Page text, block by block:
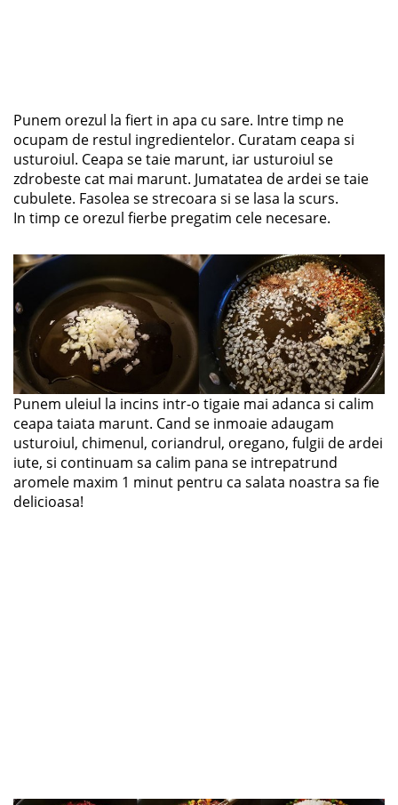
Punem orezul la fiert in apa cu sare. Intre timp ne
ocupam de restul ingredientelor. Curatam ceapa si
usturoiul. Ceapa se taie marunt, iar usturoiul se
zdrobeste cat mai marunt. Jumatatea de ardei se taie
cubulete. Fasolea se strecoara si se lasa la scurs.
In timp ce orezul fierbe pregatim cele necesare.
Punem uleiul la incins intr-o tigaie mai adanca si calim
ceapa taiata marunt. Cand se inmoaie adaugam
usturoiul, chimenul, coriandrul, oregano, fulgii de ardei
iute, si continuam sa calim pana se intrepatrund
aromele maxim 1 minut pentru ca salata noastra sa fie
delicioasa!